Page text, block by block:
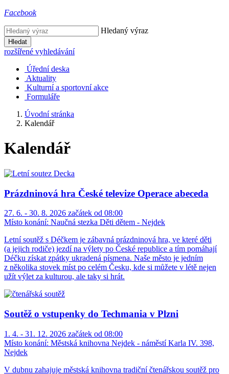
Facebook
Hledaný výraz
Hledat
rozšířené vyhledávání
Úřední deska
Aktuality
Kulturní a sportovní akce
Formuláře
Úvodní stránka
Kalendář
Kalendář
Prázdninová hra České televize Operace abeceda
27. 6. - 30. 8. 2026 začátek od 08:00
Místo konání: Naučná stezka Děti dětem - Nejdek
Letní soutěž s Déčkem je zábavná prázdninová hra, ve které děti
(a jejich rodiče) jezdí na výlety po České republice a tím pomáhají
Déčku získat zpátky ukradená písmena. Naše město je jedním
z několika stovek míst po celém Česku, kde si můžete v létě nejen
užít výlet za kulturou, ale taky si hrát.
Soutěž o vstupenky do Techmania v Plzni
1. 4. - 31. 12. 2026 začátek od 08:00
Místo konání: Městská knihovna Nejdek - náměstí Karla IV. 398,
Nejdek
V dubnu zahajuje městská knihovna tradiční čtenářskou soutěž pro